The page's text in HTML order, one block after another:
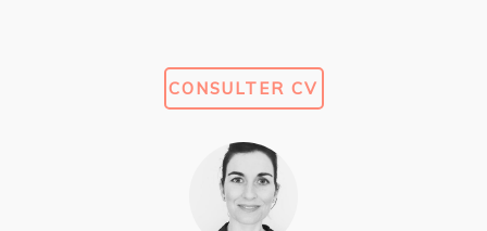
CONSULTER CV